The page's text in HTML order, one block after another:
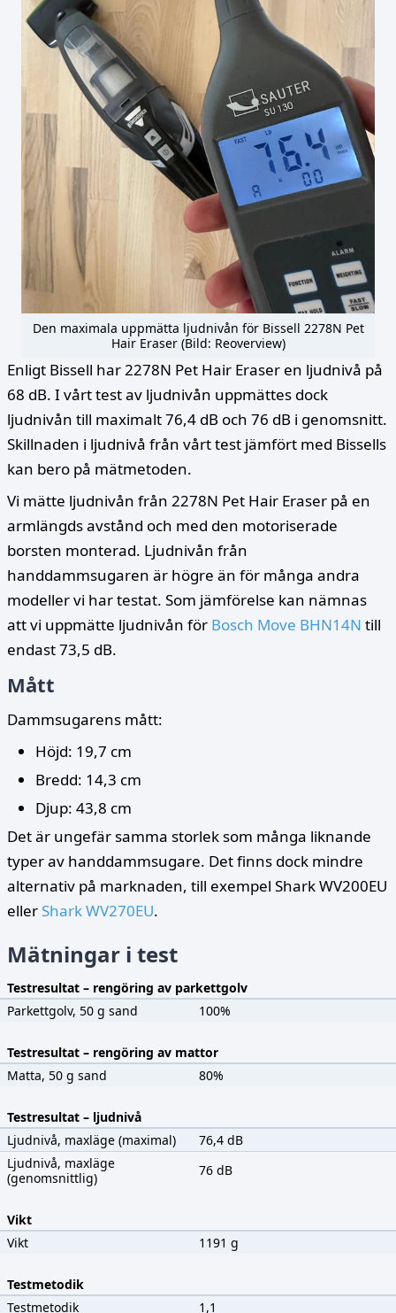
Den maximala uppmätta ljudnivån för Bissell 2278N Pet
Hair Eraser (Bild: Reoverview)
Enligt Bissell har 2278N Pet Hair Eraser en ljudnivå på
68 dB. I vårt test av ljudnivån uppmättes dock
ljudnivån till maximalt 76,4 dB och 76 dB i genomsnitt.
Skillnaden i ljudnivå från vårt test jämfört med Bissells
kan bero på mätmetoden.
Vi mätte ljudnivån från 2278N Pet Hair Eraser på en
armlängds avstånd och med den motoriserade
borsten monterad. Ljudnivån från
handdammsugaren är högre än för många andra
modeller vi har testat. Som jämförelse kan nämnas
att vi uppmätte ljudnivån för Bosch Move BHN14N till
endast 73,5 dB.
Mått
Dammsugarens mått:
Höjd: 19,7 cm
Bredd: 14,3 cm
Djup: 43,8 cm
Det är ungefär samma storlek som många liknande
typer av handdammsugare. Det finns dock mindre
alternativ på marknaden, till exempel Shark WV200EU
eller Shark WV270EU.
Mätningar i test
Testresultat – rengöring av parkettgolv
Parkettgolv, 50 g sand
100%
Testresultat – rengöring av mattor
Matta, 50 g sand
80%
Testresultat – ljudnivå
Ljudnivå, maxläge (maximal)
76,4 dB
Ljudnivå, maxläge
(genomsnittlig)
76 dB
Vikt
Vikt
1191 g
Testmetodik
Testmetodik
1,1